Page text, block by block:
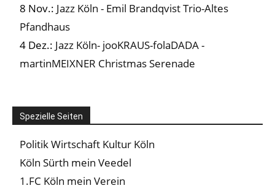
8 Nov.: Jazz Köln - Emil Brandqvist Trio-Altes
Pfandhaus
4 Dez.: Jazz Köln- jooKRAUS-folaDADA -
martinMEIXNER Christmas Serenade
Spezielle Seiten
Politik Wirtschaft Kultur Köln
Köln Sürth mein Veedel
1.FC Köln mein Verein